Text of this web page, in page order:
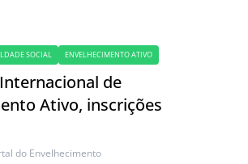
SOCIAL ENVELHECIMENTO ATIVO
de
Ativo, inscrições
do Envelhecimento